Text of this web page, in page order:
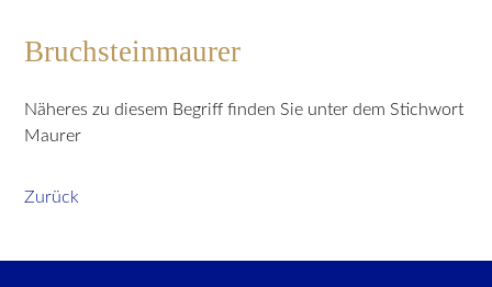
Bruchsteinmaurer
Näheres zu diesem Begriff finden Sie unter dem Stichwort
Maurer
Zurück